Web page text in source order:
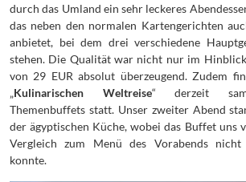
durch das Umland ein sehr leckeres
das neben den normalen Kartengerichten
anbietet, bei dem drei verschiedene
stehen. Die Qualität war nicht nur im
von 29 EUR absolut überzeugend. Zudem
„Kulinarischen Weltreise“ derzeit
Themenbuffets statt. Unser zweiter Abend
der ägyptischen Küche, wobei das Buffet uns
Vergleich zum Menü des Vorabends nicht
konnte.